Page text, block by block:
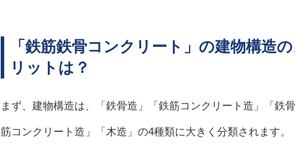
「鉄筋鉄骨コンクリート」の建物構造の
リットは？
まず、建物構造は、「鉄骨造」「鉄筋コンクリート造」「鉄
筋コンクリート造」「木造」の4種類に大きく分類されます。